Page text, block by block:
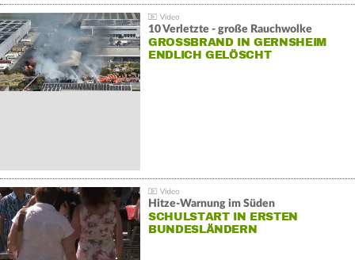
10 Verletzte - große Rauchwolke
GROSSBRAND IN GERNSHEIM E
NDLICH GELÖSCHT
Hitze-Warnung im Süden
SCHULSTART IN ERSTEN
BUNDESLÄNDERN